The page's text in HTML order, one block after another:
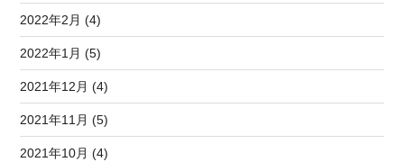
2022年2月 (4)
2022年1月 (5)
2021年12月 (4)
2021年11月 (5)
2021年10月 (4)